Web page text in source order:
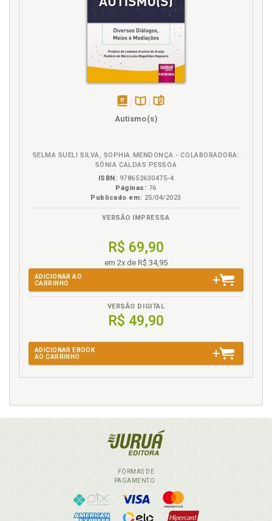
Joanneliese de Lucas Freitas, p. 31
Uma leitura fenomenológico-existencial da
tempestade e o naufrágio em Turner: percepção da
obra de arte e a condição humana. Joanneliese de
bordejamento da falta e o desamparo: contribuições
disponívelDisponível
páginas
Autismo(s)
SELMA SUELI SILVA, SOPHIA MENDONÇA - COLABORADORA:
SÔNIA CALDAS PESSOA
ISBN: 978652630475-4
Páginas: 76
Publicado em: 25/04/2023
VERSÃO IMPRESSA
R$ 69,90
em 2x de R$ 34,95
ADICIONAR AO
CARRINHO
VERSÃO DIGITAL
R$ 49,90
ADICIONAR EBOOK
AO CARRINHO
FORMAS DE
PAGAMENTO